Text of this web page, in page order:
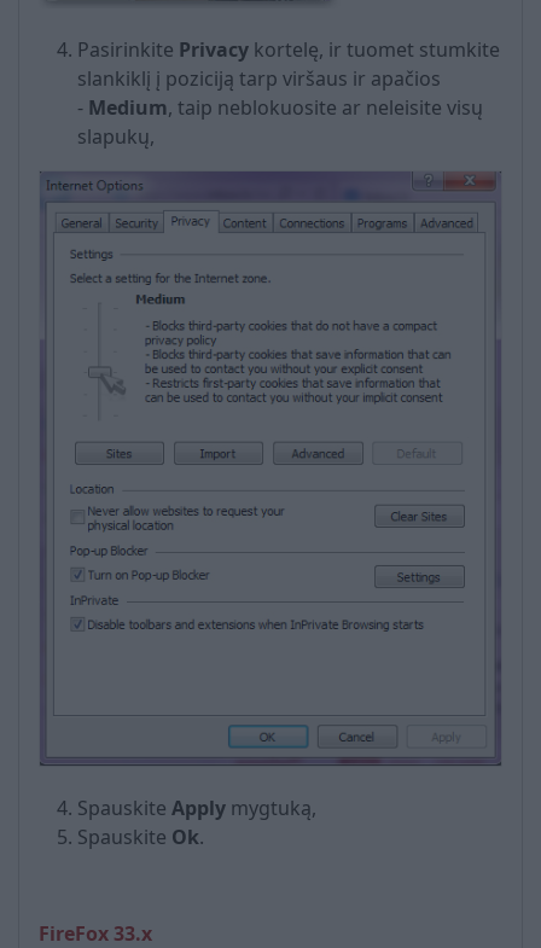
Pasirinkite Privacy kortelę, ir tuomet stumkite
slankiklį į poziciją tarp viršaus ir apačios
- Medium, taip neblokuosite ar neleisite visų
slapukų,
Spauskite Apply mygtuką,
Spauskite Ok.
FireFox 33.x